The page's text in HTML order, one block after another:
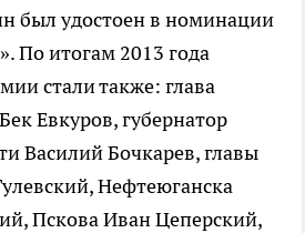
был удостоен в номинации
По итогам 2013 года
стали также: глава
Евкуров, губернатор
Василий Бочкарев, главы
Нефтеюганска
Пскова Иван Цеперский,